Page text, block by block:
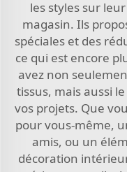
les styles sur
magasin. Ils
spéciales et des
ce qui est encore
avez non
tissus, mais aussi
vos projets. Que
pour vous-même,
amis, ou un
décoration